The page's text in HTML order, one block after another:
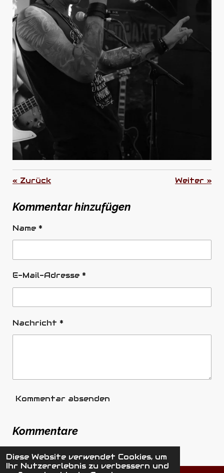
Diese Website verwendet Cookies, um
Ihr Nutzererlebnis zu verbessern und
« Zurück Weiter »
Kommentar hinzufügen
Name *
E-Mail-Adresse *
Nachricht *
Kommentar absenden
Kommentare
Es gibt noch keine Kommentare.